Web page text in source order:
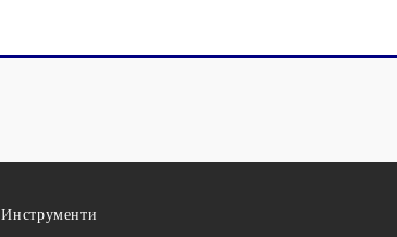
Инструменти